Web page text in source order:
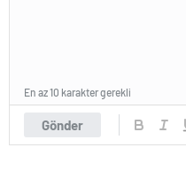
Gönder
En az 10 karakter gerekli